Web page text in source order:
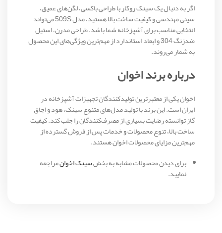
اگر به دنبال یک سینک روکار با طراحی باکسی، لگن‌های عمیق،
سینی مهندسی و کیفیت ساخت بالا هستید، مدل 509S می‌تواند
انتخابی مناسب برای آشپزخانه شما باشد. طراحی مدرن، استیل
ضدزنگ 304 و ابعاد استاندارد از مهم‌ترین ویژگی‌های این محصول
به شمار می‌روند.
درباره برند اخوان
اخوان یکی از معتبرترین تولیدکنندگان تجهیزات آشپزخانه در
ایران است. این برند با تولید مدل‌های متنوع سینک، هود و اجاق
گاز توانسته رضایت بسیاری از مصرف‌کنندگان را جلب کند. کیفیت
ساخت بالا، تنوع محصولات و خدمات پس از فروش گسترده از
مهم‌ترین مزایای محصولات اخوان هستند.
برای دیدن محصولات مشابه به بخشسینک اخوانمراجعه
نمایید.